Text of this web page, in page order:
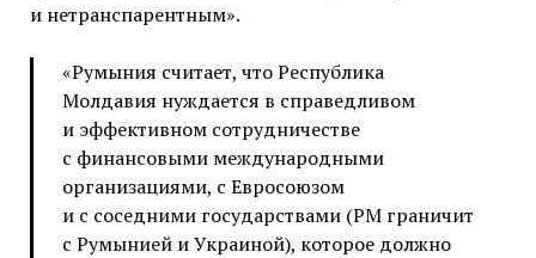
и нетранспарентным».
«Румыния считает, что Республика
Молдавия нуждается в справедливом
и эффективном сотрудничестве
с финансовыми международными
организациями, с Евросоюзом
и с соседними государствами (РМ граничит
с Румынией и Украиной), которое должно